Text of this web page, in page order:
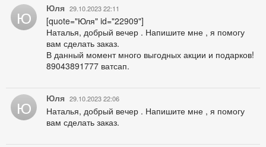
Ю Юля 29.10.2023 22:11
[quote="Юля" id="22909"]
Наталья, добрый вечер . Напишите мне , я помогу
вам сделать заказ.
В данный момент много выгодных акции и подарков!
89043891777 ватсап.
Ю Юля 29.10.2023 22:06
Наталья, добрый вечер . Напишите мне , я помогу
вам сделать заказ.